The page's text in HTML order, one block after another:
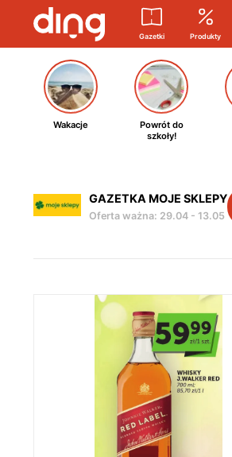
Gazetki Produkty
Wakacje
Powrót do
szkoły!
GAZETKA MOJE SKLEPY
Oferta ważna: 29.04 - 13.05